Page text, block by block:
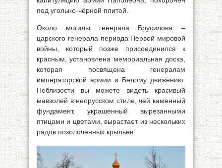
под угольно-чёрной плитой.
Около могилы генерала Брусилова –
царского генерала периода Первой мировой
войны, который позже присоединился к
красным, установлена мемориальная доска,
которая посвящена генералам
императорской армии и Белому движению.
Поблизости вы можете видеть красивый
мавзолей в неорусском стиле, чей каменный
фундамент, украшенный вырезанными
птицами и цветами, вырастает из нескольких
рядов позолоченных крыльев.